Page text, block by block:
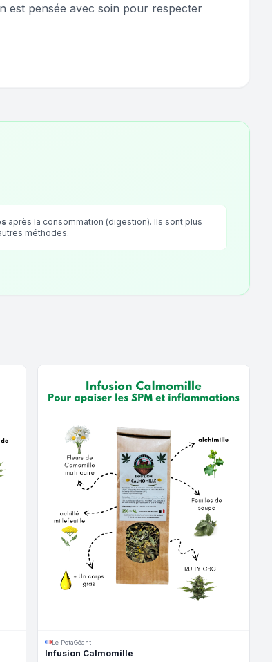
est pensée avec soin pour respecter
après la consommation (digestion). Ils sont plus
méthodes.
Le PotaGéant
Infusion Calmomille